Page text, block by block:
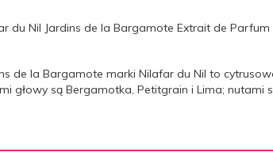
du Nil Jardins de la Bargamote Extrait de Parfum
de la Bargamote marki Nilafar du Nil to
głowy są Bergamotka, Petitgrain i Lima; nutami